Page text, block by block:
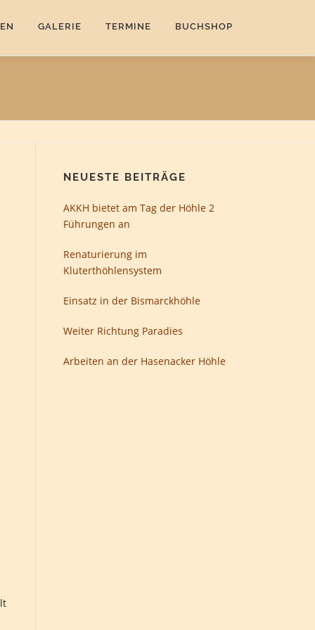
GALERIE TERMINE BUCHSHOP
NEUESTE BEITRÄGE
AKKH bietet am Tag der Höhle 2
Führungen an
Renaturierung im
Kluterthöhlensystem
Einsatz in der Bismarckhöhle
Weiter Richtung Paradies
Arbeiten an der Hasenacker Höhle